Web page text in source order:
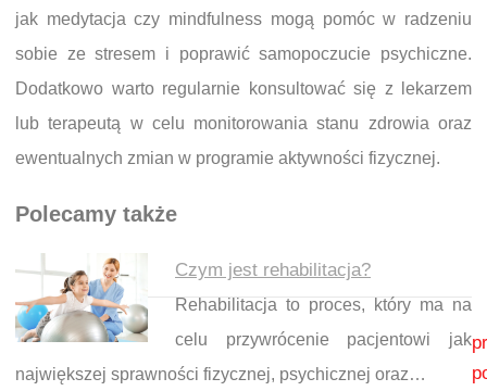
jak medytacja czy mindfulness mogą pomóc w radzeniu
sobie ze stresem i poprawić samopoczucie psychiczne.
Dodatkowo warto regularnie konsultować się z lekarzem
lub terapeutą w celu monitorowania stanu zdrowia oraz
ewentualnych zmian w programie aktywności fizycznej.
Polecamy także
Czym jest rehabilitacja?
Rehabilitacja to proces, który ma na
celu przywrócenie pacjentowi jak
największej sprawności fizycznej, psychicznej oraz…
Nawigacja wpisu